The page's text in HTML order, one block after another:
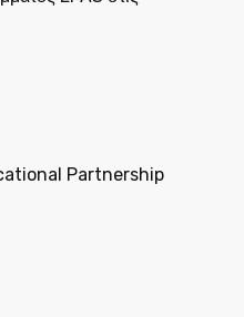
Partnership